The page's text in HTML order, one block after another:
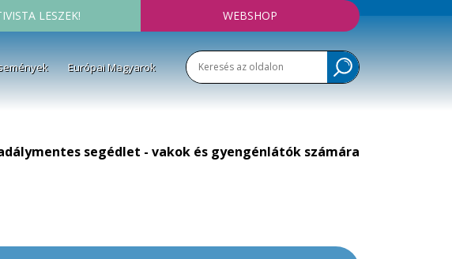
LESZEK! WEBSHOP
Európai Magyarok
segédlet - vakok és gyengénlátók számára